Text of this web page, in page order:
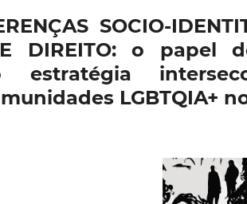
SOCIO-
DIREITO: o papel
estratégia
LGBTQIA+